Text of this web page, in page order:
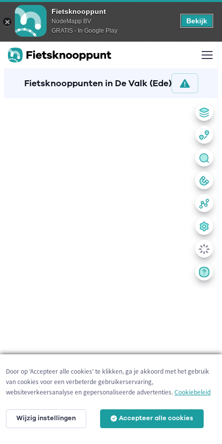
Fietsknooppunt
NodeMapp BV
GRATIS - In Google Play
Bekijk
Fietsknooppunten in De Valk (Ede)
200 m
Door op 'Accepteer alle cookies' te klikken, ga je akkoord met het gebruik
van cookies voor een verbeterde gebruikerservaring,
websiteverkeersanalyse en gepersonaliseerde advertenties.Cookiebeleid
Wijzig instellingen Accepteer alle cookies